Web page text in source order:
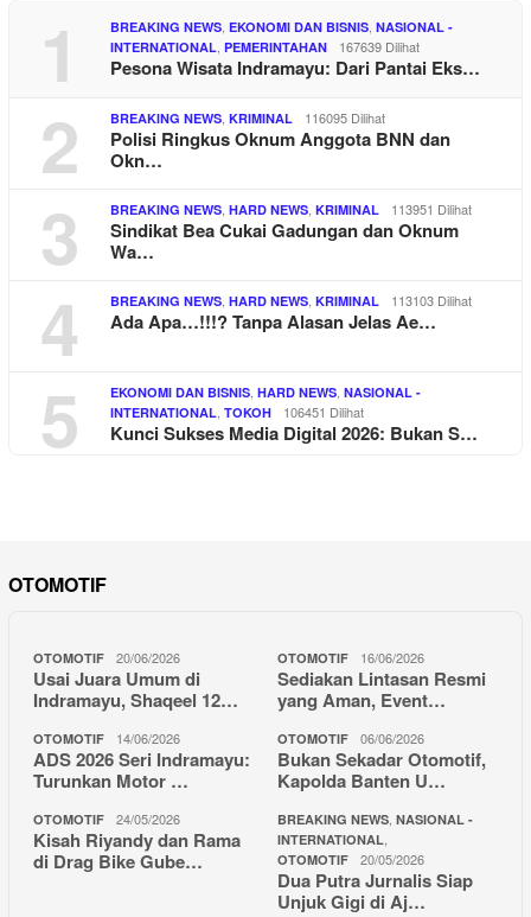
1 BREAKING NEWS, EKONOMI DAN BISNIS, NASIONAL -
INTERNATIONAL, PEMERINTAHAN 167639 Dilihat
Pesona Wisata Indramayu: Dari Pantai Eks…
2 BREAKING NEWS, KRIMINAL 116095 Dilihat
Polisi Ringkus Oknum Anggota BNN dan
Okn…
3 BREAKING NEWS, HARD NEWS, KRIMINAL 113951 Dilihat
Sindikat Bea Cukai Gadungan dan Oknum
Wa…
4 BREAKING NEWS, HARD NEWS, KRIMINAL 113103 Dilihat
Ada Apa…!!!? Tanpa Alasan Jelas Ae…
5 EKONOMI DAN BISNIS, HARD NEWS, NASIONAL -
INTERNATIONAL, TOKOH 106451 Dilihat
Kunci Sukses Media Digital 2026: Bukan S…
OTOMOTIF
OTOMOTIF 20/06/2026
Usai Juara Umum di
Indramayu, Shaqeel 12…
OTOMOTIF 16/06/2026
Sediakan Lintasan Resmi
yang Aman, Event…
OTOMOTIF 14/06/2026
ADS 2026 Seri Indramayu:
Turunkan Motor …
OTOMOTIF 06/06/2026
Bukan Sekadar Otomotif,
Kapolda Banten U…
OTOMOTIF 24/05/2026
Kisah Riyandy dan Rama
di Drag Bike Gube…
BREAKING NEWS, NASIONAL -
INTERNATIONAL,
OTOMOTIF 20/05/2026
Dua Putra Jurnalis Siap
Unjuk Gigi di Aj…